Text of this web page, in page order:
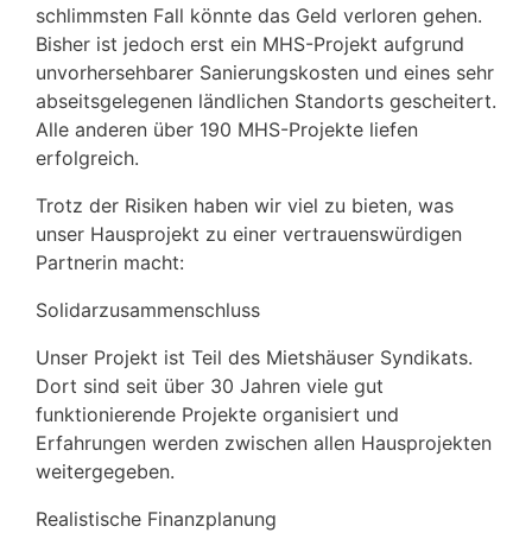
schlimmsten Fall könnte das Geld verloren gehen.
Bisher ist jedoch erst ein MHS-Projekt aufgrund
unvorhersehbarer Sanierungskosten und eines sehr
abseitsgelegenen ländlichen Standorts gescheitert.
Alle anderen über 190 MHS-Projekte liefen
erfolgreich.
Trotz der Risiken haben wir viel zu bieten, was
unser Hausprojekt zu einer vertrauenswürdigen
Partnerin macht:
Solidarzusammenschluss
Unser Projekt ist Teil des Mietshäuser Syndikats.
Dort sind seit über 30 Jahren viele gut
funktionierende Projekte organisiert und
Erfahrungen werden zwischen allen Hausprojekten
weitergegeben.
Realistische Finanzplanung